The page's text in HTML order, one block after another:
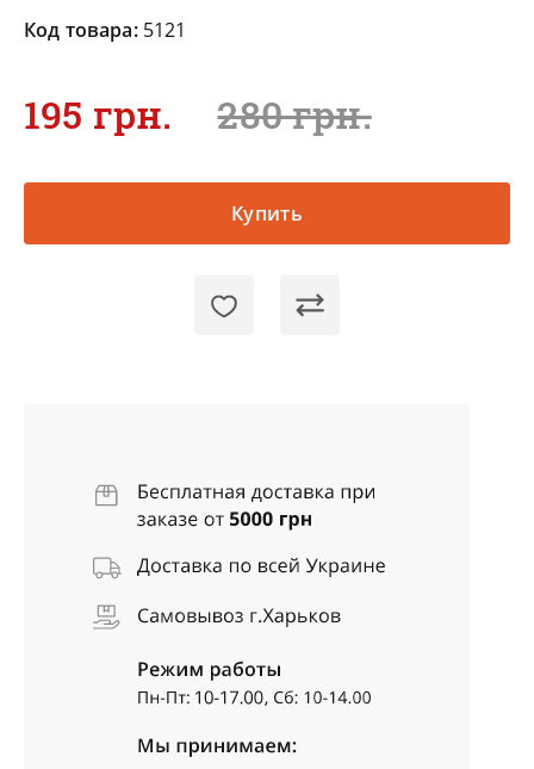
Код товара: 5121
195 грн. 280 грн.
Купить